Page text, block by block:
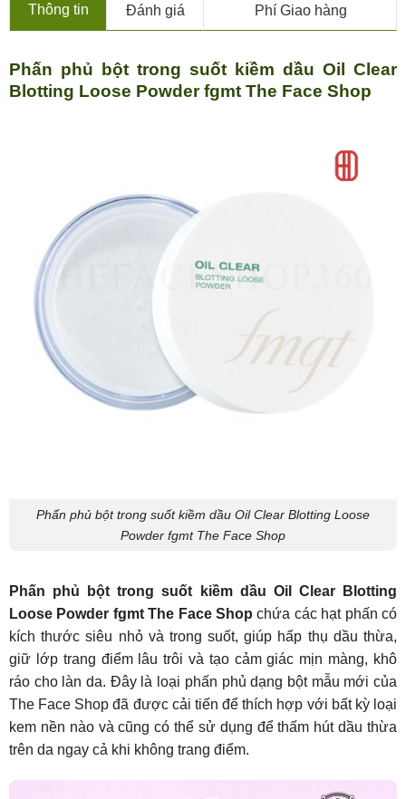
Thông tin Đánh giá Phí Giao hàng
Phấn phủ bột trong suốt kiềm dầu Oil Clear
Blotting Loose Powder fgmt The Face Shop
Phấn phủ bột trong suốt kiềm dầu Oil Clear Blotting Loose
Powder fgmt The Face Shop
Phấn phủ bột trong suốt kiềm dầu Oil Clear Blotting
Loose Powder fgmt The Face Shop chứa các hạt phấn có
kích thước siêu nhỏ và trong suốt, giúp hấp thụ dầu thừa,
giữ lớp trang điểm lâu trôi và tạo cảm giác mịn màng, khô
ráo cho làn da. Đây là loại phấn phủ dạng bột mẫu mới của
The Face Shop đã được cải tiến để thích hợp với bất kỳ loại
kem nền nào và cũng có thể sử dụng để thấm hút dầu thừa
trên da ngay cả khi không trang điểm.